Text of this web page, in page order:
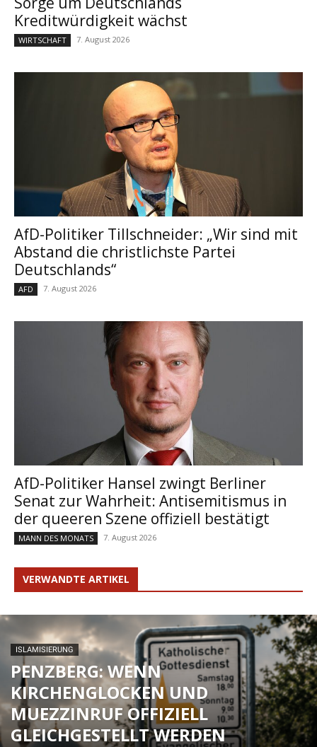
Kreditwürdigkeit wächst
WIRTSCHAFT 7. August 2026
AfD-Politiker Tillschneider: „Wir sind mit
Abstand die christlichste Partei
Deutschlands“
AFD 7. August 2026
AfD-Politiker Hansel zwingt Berliner
Senat zur Wahrheit: Antisemitismus in
der queeren Szene offiziell bestätigt
MANN DES MONATS 7. August 2026
VERWANDTE ARTIKEL
ISLAMISIERUNG
PENZBERG: WENN
KIRCHENGLOCKEN UND
MUEZZINRUF OFFIZIELL
GLEICHGESTELLT WERDEN